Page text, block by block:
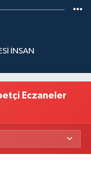
İNSAN
Eczaneler